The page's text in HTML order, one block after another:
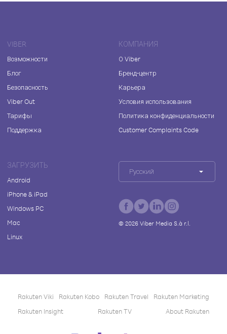
VIBER
Возможности
Блог
Безопасность
Viber Out
Тарифы
Поддержка
КОМПАНИЯ
О Viber
Бренд-центр
Карьера
Условия использования
Политика конфиденциальности
Customer Complaints Code
ЗАГРУЗИТЬ
Android
iPhone & iPad
Windows PC
Mac
Linux
Русский
© 2026Viber Media S.à r.l.
Rakuten Viki Rakuten Kobo Rakuten Travel
Rakuten Marketing
Rakuten Insight
Rakuten TV About Rakuten